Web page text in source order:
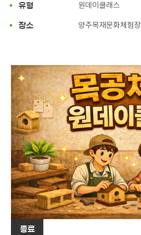
유형 원데이클래스
장소 양주목재문화체험장
종료